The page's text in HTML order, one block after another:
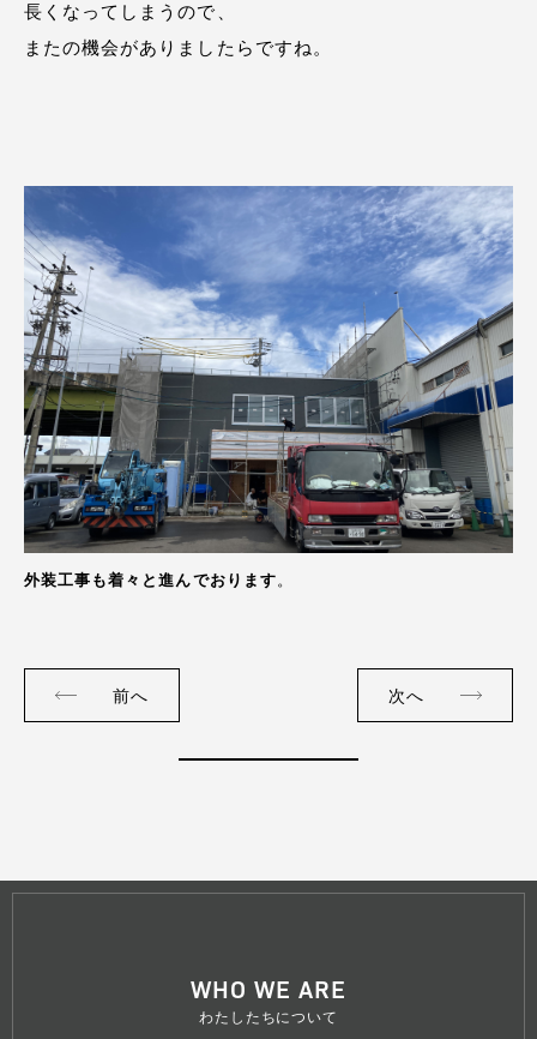
長くなってしまうので、
またの機会がありましたらですね。
外装工事も着々と進んでおります。
前へ 次へ
WHO WE ARE
わたしたちについて